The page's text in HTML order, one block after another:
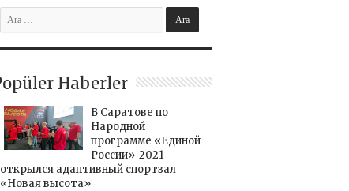
Haberler
В Саратове по
Народной
программе «Единой
России»-2021
открылся адаптивный спортзал
«Новая высота»